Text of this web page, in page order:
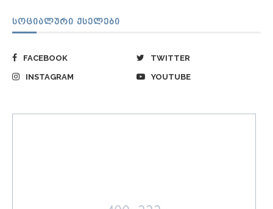
ᲡᲝᲪᲘᲐᲚᲣᲠᲘ ᲥᲡᲔᲚᲔᲑᲘ
FACEBOOK TWITTER
INSTAGRAM YOUTUBE